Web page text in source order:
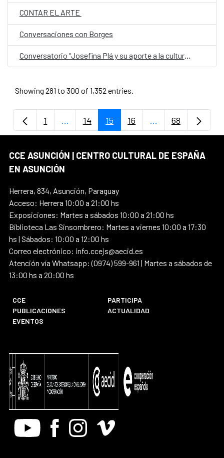
CONTAR EL ARTE
Conversaciones con Borges
Conversatorio “Josefina Plá y su aporte a la cultura del Paraguay” en la FIL
Showing 281 to 300 of 1,352 entries.
Page
1 ...Intermediate Pages Use TAB to navigate.
Page
14 Page
15 Page
16 ...Intermediate
Page
68
CCE ASUNCIÓN | CENTRO CULTURAL DE ESPAÑA
EN ASUNCIÓN
Herrera, 834, Asunción, Paraguay
Acceso: Herrera 10:00 a 21:00 hs
Exposiciones: Martes a sábados 10:00 a 21:00 hs
Biblioteca Las Sinsombrero: Martes a viernes 10:00 a 17:30
hs | Sábados: 10:00 a 12:00 hs
Correo electrónico: info.ccejs@aecid.es
Atención vía Whatsapp: (0974) 599-961 | Martes a sábados de
13:00 hs a 20:00 hs
CCE
PARTICIPA
PUBLICACIONES
ACTUALIDAD
EVENTOS
Youtube FacebookInstagram
Vimeo